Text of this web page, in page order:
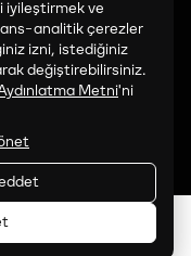
iyileştirmek ve
analitik çerezler
izni, istediğiniz
değiştirebilirsiniz.
Metni'ni